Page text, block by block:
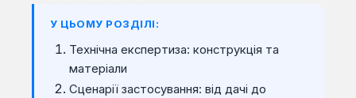
У ЦЬОМУ РОЗДІЛІ:
Технічна експертиза: конструкція та
матеріали
Сценарії застосування: від дачі до